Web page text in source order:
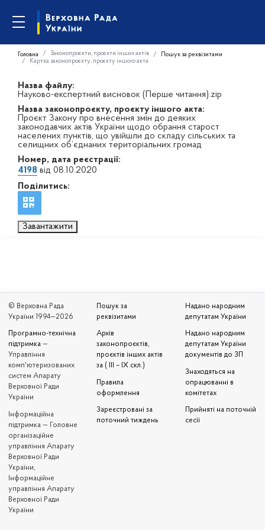
Головна Законопроєкти, проєкти інших актів
Пошук за реквізитами
Картка законопроєкту, проєкту іншого акта
Назва файлу:
Науково-експертний висновок (Перше читання).zip
Назва законопроєкту, проєкту іншого акта:
Проєкт Закону про внесення змін до деяких
законодавчих актів України щодо обрання старост
населених пунктів, що увійшли до складу сільських та
селищних об’єднаних територіальних громад
Номер, дата реєстрації:
4198 від 08.10.2020
Поділитись:
Завантажити
© Верховна Рада
України 1994—2026
Програмно-технічна
підтримка —
Управління
комп'ютеризованих
систем Апарату
Верховної Ради
України
Iнформаційна
підтримка — Головне
організаційне
управління Апарату
Верховної Ради
України,
Інформаційне
управління Апарату
Верховної Ради
України
Пошук за
реквізитами
Архів
законопроєктів,
проєктів інших актів
за ( III – IX скл.)
Правила
оформлення
Зареєстровані за
поточний тиждень
Надано народним
депутатам України
Надано народним
депутатам України
документів до ЗП
Знаходяться на
опрацюванні в
комітетах
Прийняті на поточній
сесії